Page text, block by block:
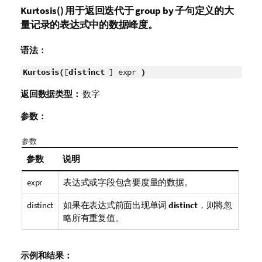
Kurtosis()用于返回迭代于group by子句定义的大
量记录的表达式中的数据峰度。
语法：
Kurtosis( [distinct] expr )
返回数据类型： 数字
参数：
参数
参数 说明
expr 表达式或字段包含要度量的数据。
distinct 如果在表达式前面出现单词 distinct，则将忽
略所有重复值。
示例和结果：